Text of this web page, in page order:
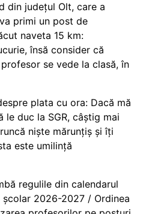
din județul Olt, care a
primi un post de
naveta 15 km:
însă consider că
se vede la clasă, în
plata cu ora: Dacă mă
le duc la SGR, câștig mai
niște mărunțiș și îți
este umilință
regulile din calendarul
2026-2027 / Ordinea